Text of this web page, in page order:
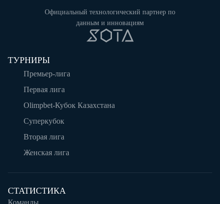
Официальный технологический партнер по
данным и инновациям
ТУРНИРЫ
Премьер-лига
Первая лига
Olimpbet-Кубок Казахстана
Суперкубок
Вторая лига
Женская лига
СТАТИСТИКА
Команды